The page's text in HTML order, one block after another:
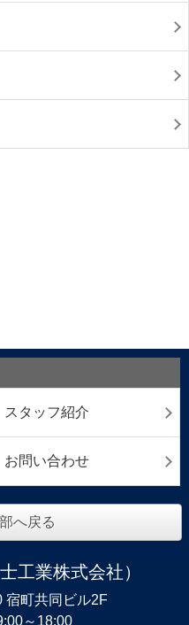
スタッフ紹介
お問い合わせ
へ戻る
工業株式会社）
宿町共同ビル2F
～18:00